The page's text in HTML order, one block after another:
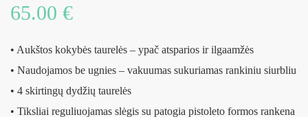
65.00 €
• Aukštos kokybės taurelės – ypač atsparios ir ilgaamžės
• Naudojamos be ugnies – vakuumas sukuriamas rankiniu siurbliu
• 4 skirtingų dydžių taurelės
• Tiksliai reguliuojamas slėgis su patogia pistoleto formos rankena